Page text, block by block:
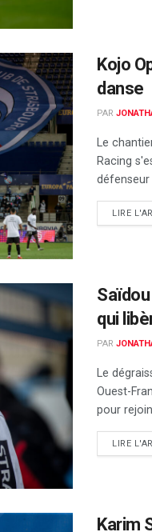
Kojo
danse
PAR
Le
Racing
défenseur
LIRE
qui
PAR
Le
Ouest-
pour
LIRE
Karim